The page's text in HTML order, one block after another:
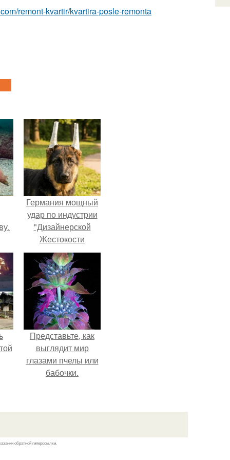
remont-kvartir/kvartira-posle-remonta
Германия мощный
удар по индустрии
"Дизайнерской
Жестокости
нанесла".
Представьте, как
выглядит мир
глазами пчелы или
бабочки.
обратной гиперссылки.